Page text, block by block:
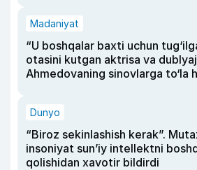
Madaniyat
“U boshqalar baxti uchun
otasini kutgan aktrisa va
Ahmedovaning sinovlarga to‘la
Dunyo
“Biroz sekinlashish kerak”.
insoniyat sun’iy intellektni
qolishidan xavotir bildirdi